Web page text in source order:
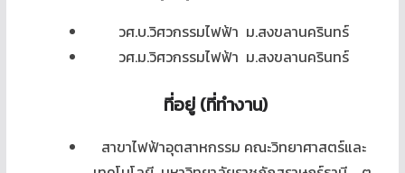
วศ.บ.วิศวกรรมไฟฟ้า ม.สงขลานครินทร์
วศ.ม.วิศวกรรมไฟฟ้า ม.สงขลานครินทร์
ที่อยู่ (ที่ทำงาน)
สาขาไฟฟ้าอุตสาหกรรม คณะวิทยาศาสตร์และ